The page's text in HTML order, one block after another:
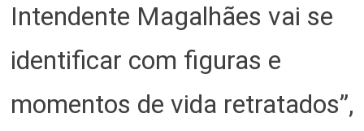
Intendente Magalhães vai se
identificar com figuras e
momentos de vida retratados”,